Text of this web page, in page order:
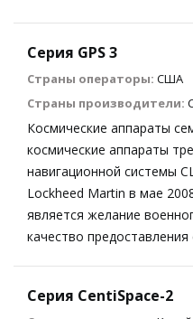
Серия GPS 3
Страны операторы: США
Страны производители:
Космические аппараты
космические аппараты
навигационной системы
Lockheed Martin в мае
является желание
качество
Серия CentiSpace-2